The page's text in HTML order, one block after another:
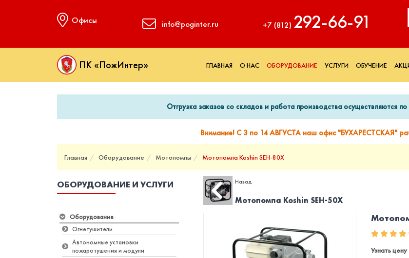
Офисы info@poginter.ru +7 (812) 292‑66‑91
ПК «ПожИнтер» ГЛАВНАЯ О НАС ОБОРУДОВАНИЕ УСЛУГИ ОБУЧЕНИЕ
Отгрузка заказов со складов и работа производства осуществляются
Внимание! С 3 по 14 АВГУСТА наш офис "БУХАРЕСТСКАЯ"
Главная Оборудование Мотопомпы Мотопомпа Koshin SEH-80X
ОБОРУДОВАНИЕ И УСЛУГИ
Оборудование
Огнетушители
Автономные установки
пожаротушения и модули
Назад
Мотопомпа Koshin SEH-50X
Узнать цену